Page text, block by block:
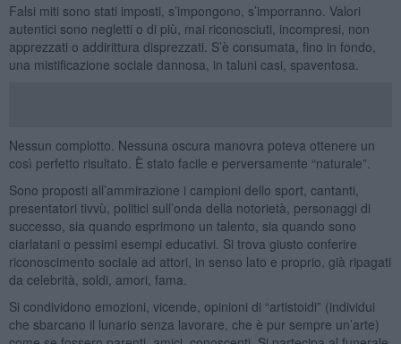
Falsi miti sono stati imposti, s’impongono, s’imporranno. Valori
autentici sono negletti o di più, mai riconosciuti, incompresi, non
apprezzati o addirittura disprezzati. S’è consumata, fino in fondo,
una mistificazione sociale dannosa, in taluni casi, spaventosa.
Nessun complotto. Nessuna oscura manovra poteva ottenere un
così perfetto risultato. È stato facile e perversamente “naturale”.
Sono proposti all’ammirazione i campioni dello sport, cantanti,
presentatori tivvù, politici sull’onda della notorietà, personaggi di
successo, sia quando esprimono un talento, sia quando sono
ciarlatani o pessimi esempi educativi. Si trova giusto conferire
riconoscimento sociale ad attori, in senso lato e proprio, già ripagati
da celebrità, soldi, amori, fama.
Si condividono emozioni, vicende, opinioni di “artistoidi” (individui
che sbarcano il lunario senza lavorare, che è pur sempre un’arte)